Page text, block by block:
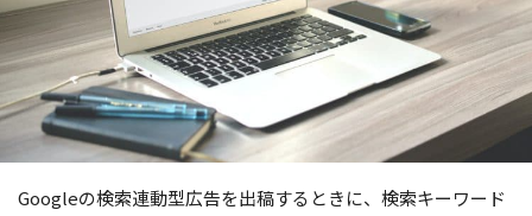
Googleの検索連動型広告を出稿するときに、検索キーワード